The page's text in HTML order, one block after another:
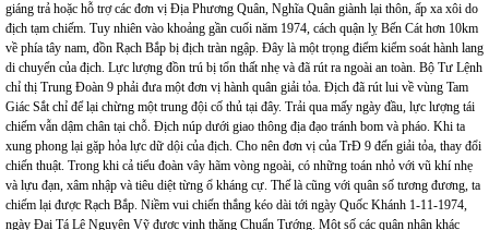
giáng trả hoặc hỗ trợ các đơn vị Địa Phương Quân, Nghĩa Quân giành lại thôn, ấp xa xôi do
địch tạm chiếm. Tuy nhiên vào khoảng gần cuối năm 1974, cách quận lỵ Bến Cát hơn 10km
về phía tây nam, đồn Rạch Bắp bị địch tràn ngập. Đây là một trọng điểm kiểm soát hành lang
di chuyển của địch. Lực lượng đồn trú bị tổn thất nhẹ và đã rút ra ngoài an toàn. Bộ Tư Lệnh
chỉ thị Trung Đoàn 9 phải đưa một đơn vị hành quân giải tỏa. Địch đã rút lui về vùng Tam
Giác Sắt chỉ để lại chừng một trung đội cố thủ tại đây. Trải qua mấy ngày đầu, lực lượng tái
chiếm vẫn dậm chân tại chỗ. Địch núp dưới giao thông địa đạo tránh bom và pháo. Khi ta
xung phong lại gặp hỏa lực dữ dội của địch. Cho nên đơn vị của TrĐ 9 đến giải tỏa, thay đổi
chiến thuật. Trong khi cả tiểu đoàn vây hãm vòng ngoài, có những toán nhỏ với vũ khí nhẹ
và lựu đạn, xâm nhập và tiêu diệt từng ổ kháng cự. Thế là cũng với quân số tương đương, ta
chiếm lại được Rạch Bắp. Niềm vui chiến thắng kéo dài tới ngày Quốc Khánh 1-11-1974,
ngày Đại Tá Lê Nguyên Vỹ được vinh thăng Chuẩn Tướng. Một số các quân nhân khác